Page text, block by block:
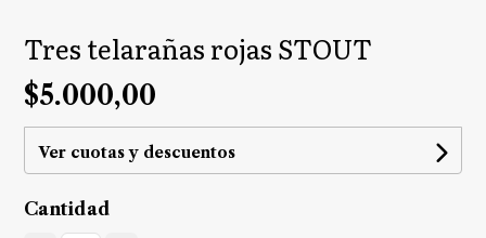
Tres telarañas rojas STOUT
$5.000,00
Ver cuotas y descuentos
Cantidad